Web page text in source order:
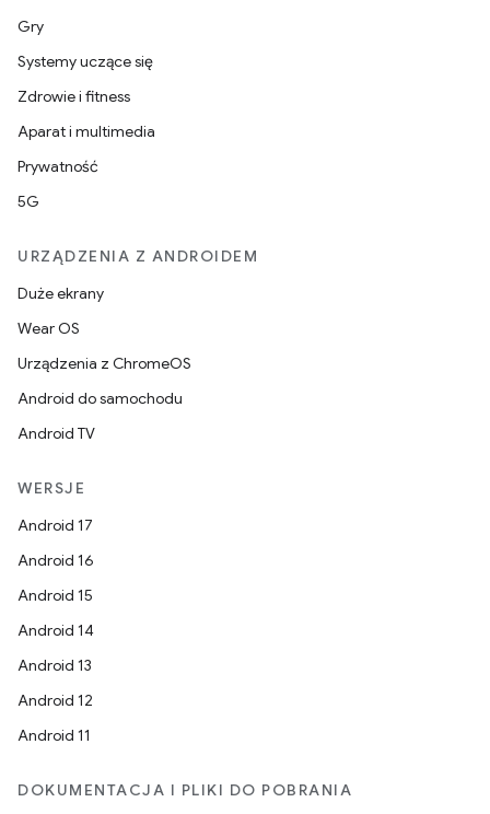
Gry
Systemy uczące się
Zdrowie i fitness
Aparat i multimedia
Prywatność
5G
URZĄDZENIA Z ANDROIDEM
Duże ekrany
Wear OS
Urządzenia z ChromeOS
Android do samochodu
Android TV
WERSJE
Android 17
Android 16
Android 15
Android 14
Android 13
Android 12
Android 11
DOKUMENTACJA I PLIKI DO POBRANIA